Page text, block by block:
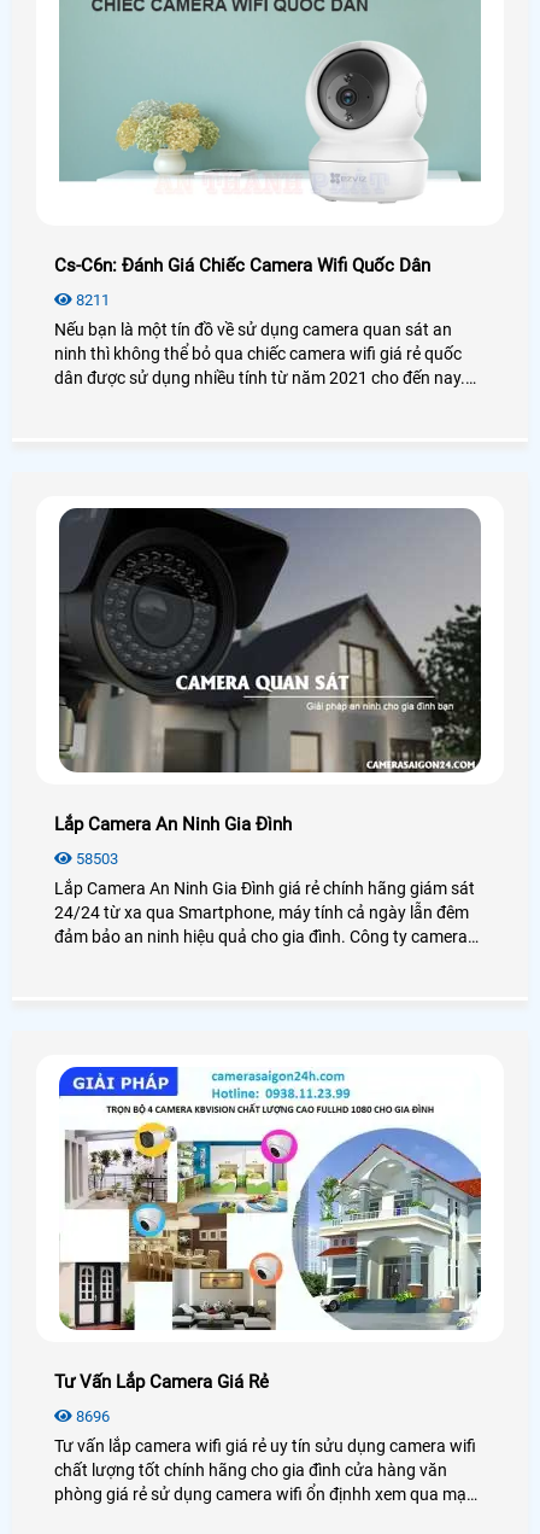
Cs-C6n: Đánh Giá Chiếc Camera Wifi Quốc Dân
8211
Nếu bạn là một tín đồ về sử dụng camera quan sát an
ninh thì không thể bỏ qua chiếc camera wifi giá rẻ quốc
dân được sử dụng nhiều tính từ năm 2021 cho đến nay.
Lắp Camera An Ninh Gia Đình
58503
Lắp Camera An Ninh Gia Đình giá rẻ chính hãng giám sát
24/24 từ xa qua Smartphone, máy tính cả ngày lẫn đêm
đảm bảo an ninh hiệu quả cho gia đình. Công ty camera
Tư Vấn Lắp Camera Giá Rẻ
8696
Tư vấn lắp camera wifi giá rẻ uy tín sửu dụng camera wifi
chất lượng tốt chính hãng cho gia đình cửa hàng văn
phòng giá rẻ sử dụng camera wifi ổn địnhh xem qua mạng